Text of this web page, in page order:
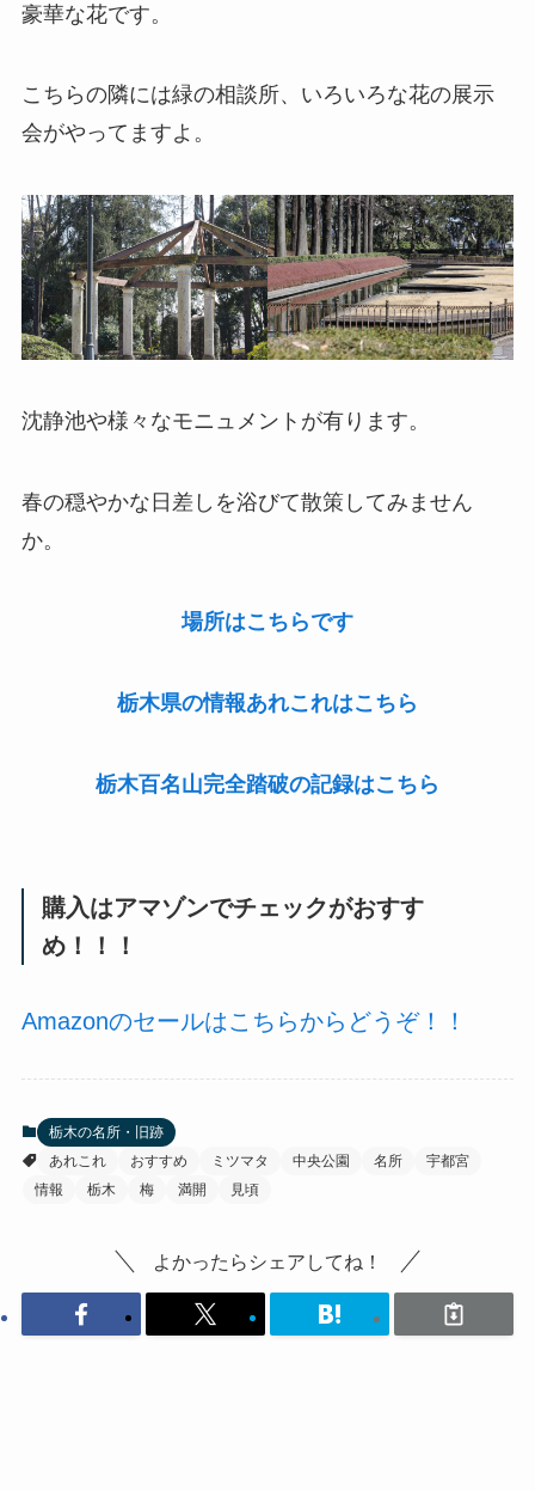
豪華な花です。
こちらの隣には緑の相談所、いろいろな花の展示
会がやってますよ。
沈静池や様々なモニュメントが有ります。
春の穏やかな日差しを浴びて散策してみません
か。
場所はこちらです
栃木県の情報あれこれはこちら
栃木百名山完全踏破の記録はこちら
購入はアマゾンでチェックがおすす
め！！！
Amazonのセールはこちらからどうぞ！！
栃木の名所・旧跡
あれこれ
おすすめ ミツマタ 中央公園 名所
宇都宮
情報
栃木 梅 満開 見頃
よかったらシェアしてね！